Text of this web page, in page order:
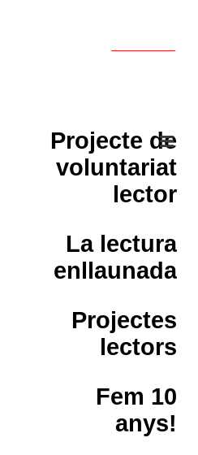
Projecte de
voluntariat
lector
La lectura
enllaunada
Projectes
lectors
Fem 10
anys!